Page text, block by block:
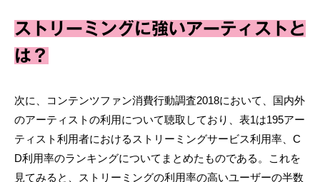
ストリーミングに強いアーティストと
は？
次に、コンテンツファン消費行動調査2018において、国内外
のアーティストの利用について聴取しており、表1は195アー
ティスト利用者におけるストリーミングサービス利用率、C
D利用率のランキングについてまとめたものである。これを
見てみると、ストリーミングの利用率の高いユーザーの半数